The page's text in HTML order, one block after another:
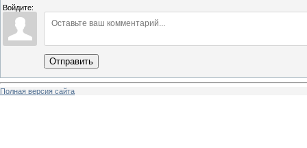
Войдите:
Отправить
Полная версия сайта